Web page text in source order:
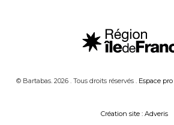
© Bartabas. 2026 . Tous droits réservés . Espace pro
Création site : Adveris